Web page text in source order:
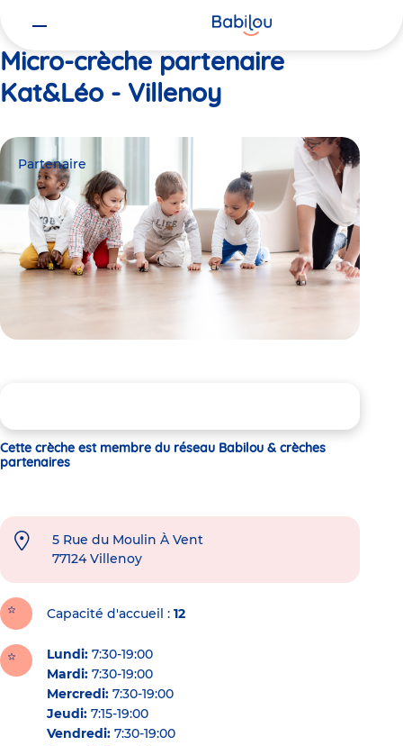
Micro-crèche partenaire
Kat&Léo - Villenoy
Partenaire
Cette crèche est membre du réseau Babilou & crèches
partenaires
5 Rue du Moulin À Vent
77124 Villenoy
Capacité d'accueil 12
Lundi: 7:30-19:00
Mardi: 7:30-19:00
Mercredi: 7:30-19:00
Jeudi: 7:15-19:00
Vendredi: 7:30-19:00